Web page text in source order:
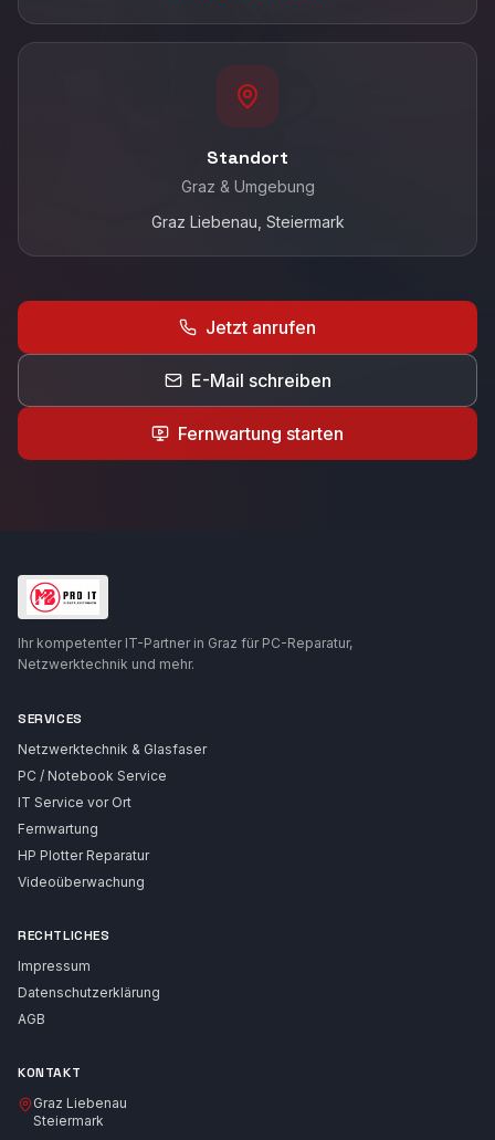
Standort
Graz & Umgebung
Graz Liebenau , Steiermark
Jetzt anrufen
E-Mail schreiben
Fernwartung starten
Ihr kompetenter IT-Partner in Graz für PC-Reparatur,
Netzwerktechnik und mehr.
SERVICES
Netzwerktechnik & Glasfaser
PC / Notebook Service
IT Service vor Ort
Fernwartung
HP Plotter Reparatur
Videoüberwachung
RECHTLICHES
Impressum
Datenschutzerklärung
AGB
KONTAKT
Graz Liebenau
Steiermark